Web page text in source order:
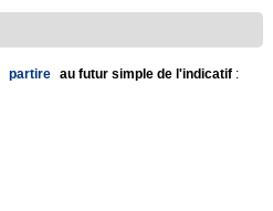
partire au futur simple de l'indicatif :